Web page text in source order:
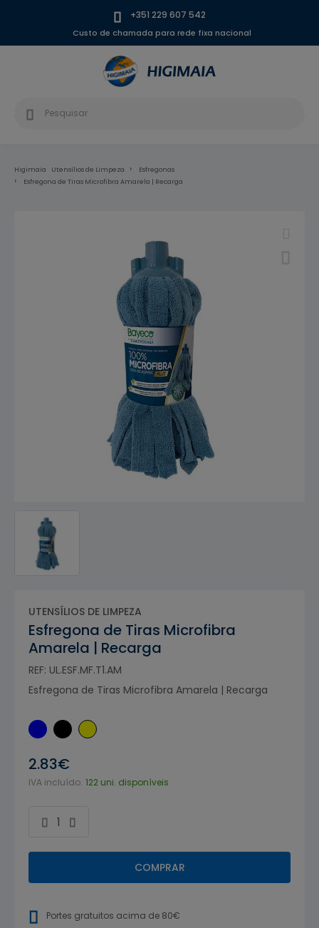
+351 229 607 542
Custo de chamada para rede fixa nacional
Higimaia Utensílios de Limpeza
Esfregonas
Esfregona de Tiras Microfibra Amarela | Recarga
UTENSÍLIOS DE LIMPEZA
Esfregona de Tiras Microfibra
Amarela | Recarga
REF: UL.ESF.MF.T1.AM
Esfregona de Tiras Microfibra Amarela | Recarga
2.83€
IVA incluído. 122 uni. disponíveis
COMPRAR
Portes gratuitos acima de 80€